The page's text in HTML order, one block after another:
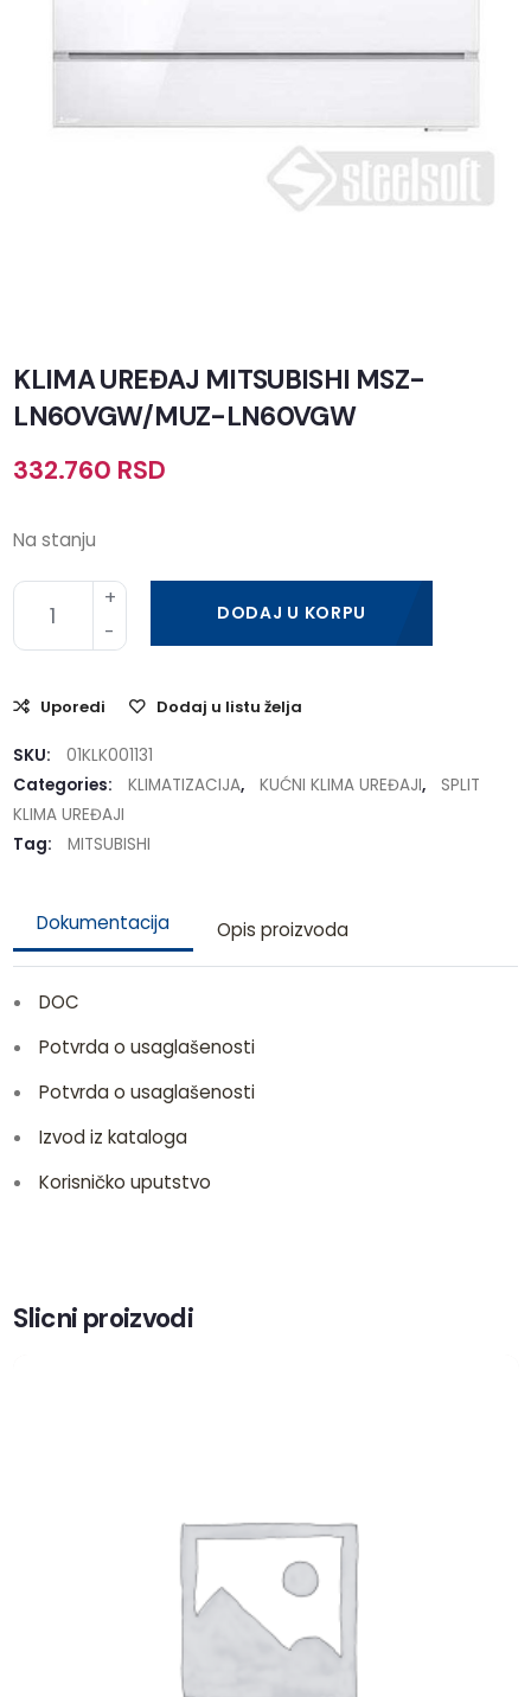
KLIMA UREĐAJ MITSUBISHI MSZ-
LN60VGW/MUZ-LN60VGW
332.760 RSD
Na stanju
DODAJ U KORPU
Uporedi Dodaj u listu želja
SKU:
01KLK001131
Categories:
KLIMATIZACIJA, KUĆNI KLIMA UREĐAJI,
SPLIT
KLIMA UREĐAJI
Tag:
MITSUBISHI
Dokumentacija Opis proizvoda
DOC
Potvrda o usaglašenosti
Potvrda o usaglašenosti
Izvod iz kataloga
Korisničko uputstvo
Slicni proizvodi